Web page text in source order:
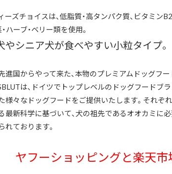
ーズチョイスは、低脂質・高タンパク質、ビタミン
ハーブ・ベリー類を使用。
やシニア犬が食べやすい小粒タイプ。
進国からやって来た、本物のプレミアムドッグフー
は、ドイツでトップレベルのドッグフードブ
様々なドッグフードをご提供いたします。それぞ
最新科学に基づいて、犬の祖先であるオオカミに
れております。
ヤフーショッピングと楽天市場